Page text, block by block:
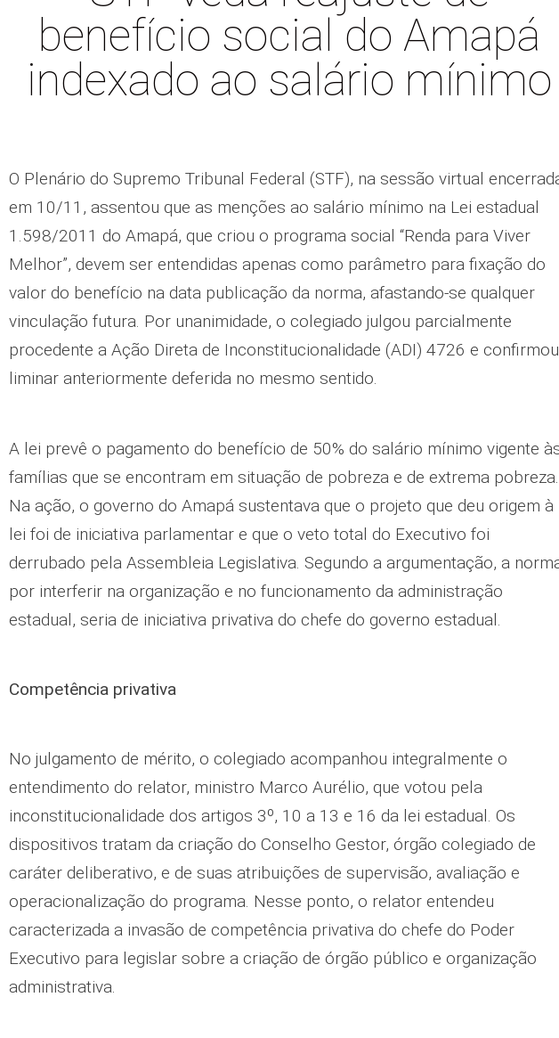
benefício social do Amapá
indexado ao salário mínimo
O Plenário do Supremo Tribunal Federal (STF), na sessão virtual
em 10/11, assentou que as menções ao salário mínimo na Lei estadual
1.598/2011 do Amapá, que criou o programa social “Renda para Viver
Melhor”, devem ser entendidas apenas como parâmetro para fixação do
valor do benefício na data publicação da norma, afastando-se qualquer
vinculação futura. Por unanimidade, o colegiado julgou parcialmente
procedente a Ação Direta de Inconstitucionalidade (ADI) 4726 e confirmou
liminar anteriormente deferida no mesmo sentido.
A lei prevê o pagamento do benefício de 50% do salário mínimo vigente
famílias que se encontram em situação de pobreza e de extrema pobreza.
Na ação, o governo do Amapá sustentava que o projeto que deu origem à
lei foi de iniciativa parlamentar e que o veto total do Executivo foi
derrubado pela Assembleia Legislativa. Segundo a argumentação, a
por interferir na organização e no funcionamento da administração
estadual, seria de iniciativa privativa do chefe do governo estadual.
Competência privativa
No julgamento de mérito, o colegiado acompanhou integralmente o
entendimento do relator, ministro Marco Aurélio, que votou pela
inconstitucionalidade dos artigos 3º, 10 a 13 e 16 da lei estadual. Os
dispositivos tratam da criação do Conselho Gestor, órgão colegiado de
caráter deliberativo, e de suas atribuições de supervisão, avaliação e
operacionalização do programa. Nesse ponto, o relator entendeu
caracterizada a invasão de competência privativa do chefe do Poder
Executivo para legislar sobre a criação de órgão público e organização
administrativa.